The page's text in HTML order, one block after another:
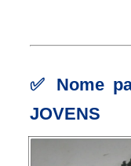
✅ Nome
JOVENS